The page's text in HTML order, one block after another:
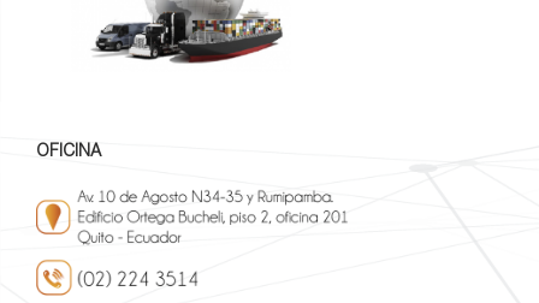
OFICINA